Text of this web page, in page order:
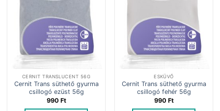
CERNIT TRANSLUCENT 56G
Cernit Trans süthető gyurma
csillogó ezüst 56g
990 Ft
ESKÜVŐ
Cernit Trans süthető gyurma
csillogó fehér 56g
990 Ft